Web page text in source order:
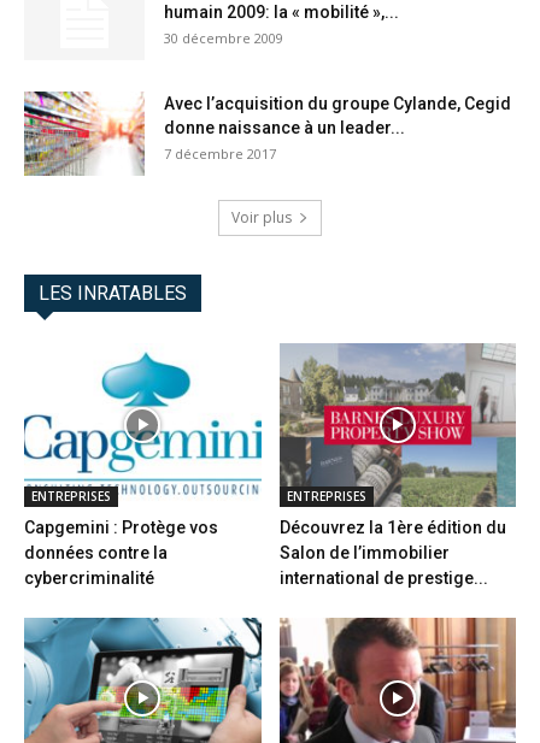
humain 2009: la « mobilité »,...
30 décembre 2009
Avec l’acquisition du groupe Cylande, Cegid
donne naissance à un leader...
7 décembre 2017
Voir plus
LES INRATABLES
ENTREPRISES
Capgemini : Protège vos
données contre la
cybercriminalité
ENTREPRISES
Découvrez la 1ère édition du
Salon de l’immobilier
international de prestige...